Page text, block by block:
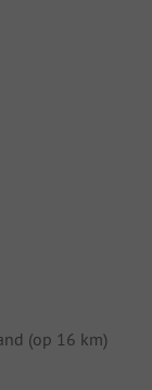
(op 16 km)